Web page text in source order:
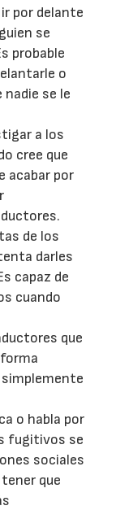
por delante
se
probable
o
nadie se le
a los
cree que
acabar por
de los
darles
capaz de
cuando
que
o habla por
fugitivos se
sociales
que